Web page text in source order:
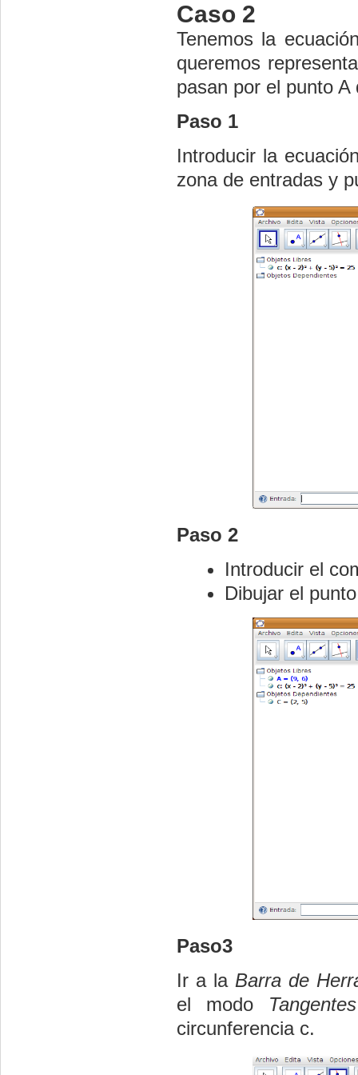
Caso 2
Tenemos la
queremos
pasan por el punto
Paso 1
Introducir la
zona de entradas y
Paso 2
Introducir el
Dibujar el
Paso3
Ir a la Barra de
el modo Tangentes
circunferencia c.